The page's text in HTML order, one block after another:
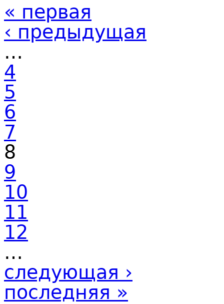
« первая
‹ предыдущая
…
4
5
6
7
8
9
10
11
12
…
следующая ›
последняя »